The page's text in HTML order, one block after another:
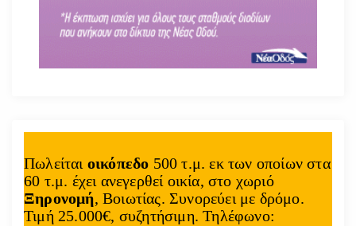
Πωλείται οικόπεδο 500 τ.μ. εκ των οποίων στα
60 τ.μ. έχει ανεγερθεί οικία, στο χωριό
Ξηρονομή, Βοιωτίας. Συνορεύει με δρόμο.
Τιμή 25.000€, συζητήσιμη. Τηλέφωνο: